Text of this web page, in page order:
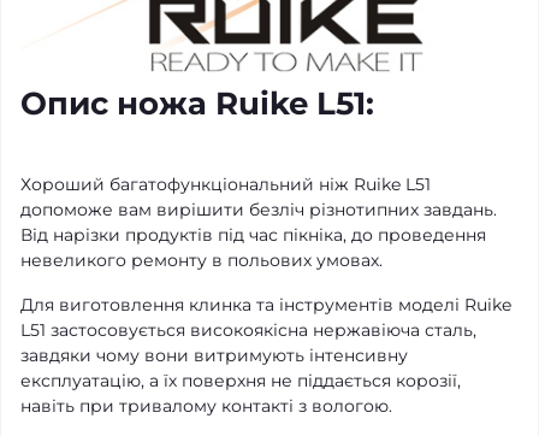
Опис ножа Ruike L51:
Хороший багатофункціональний ніж Ruike L51
допоможе вам вирішити безліч різнотипних завдань.
Від нарізки продуктів під час пікніка, до проведення
невеликого ремонту в польових умовах.
Для виготовлення клинка та інструментів моделі Ruike
L51 застосовується високоякісна нержавіюча сталь,
завдяки чому вони витримують інтенсивну
експлуатацію, а їх поверхня не піддається корозії,
навіть при тривалому контакті з вологою.